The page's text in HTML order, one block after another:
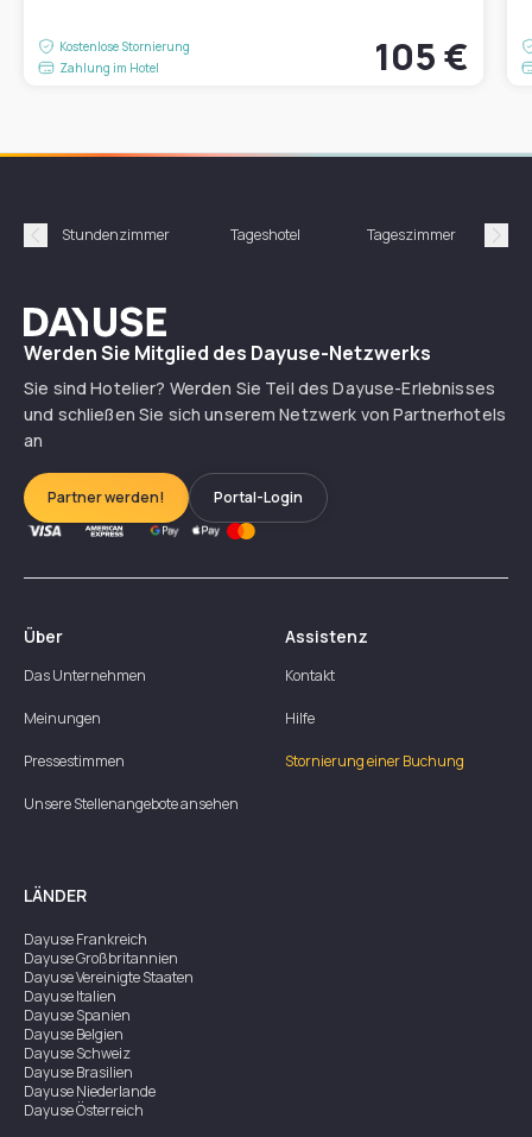
Kostenlose Stornierung
Zahlung im Hotel
105 €
Précédent
Stundenzimmer Tageshotel Tageszimmer
Dayuse
Werden Sie Mitglied des Dayuse-Netzwerks
Sie sind Hotelier? Werden Sie Teil des Dayuse-Erlebnisses
und schließen Sie sich unserem Netzwerk von Partnerhotels
an
Partner werden! Portal-Login
Über
Das Unternehmen
Meinungen
Pressestimmen
Unsere Stellenangebote ansehen
Assistenz
Kontakt
Hilfe
Stornierung einer Buchung
LÄNDER
DayuseFrankreich
DayuseGroßbritannien
DayuseVereinigte Staaten
DayuseItalien
DayuseSpanien
DayuseBelgien
DayuseSchweiz
DayuseBrasilien
DayuseNiederlande
DayuseÖsterreich